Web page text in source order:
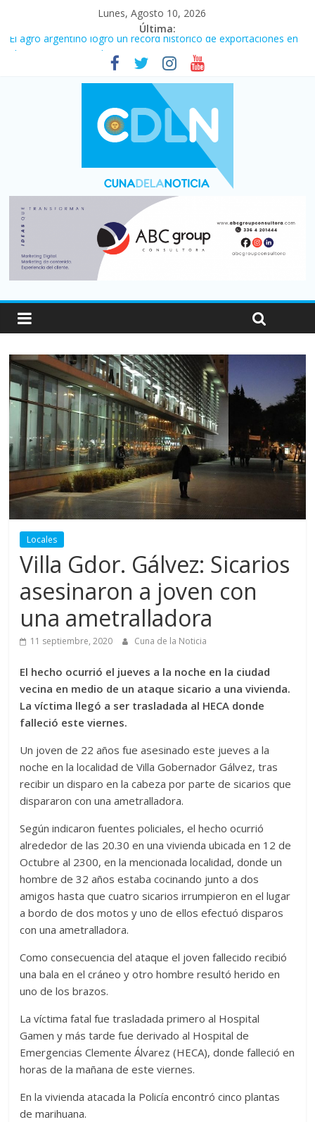
Lunes, Agosto 10, 2026
Última:
El agro argentino logró un récord histórico de exportaciones en
el primer semestre de 2026
La construcción cayó 4,1% en junio y registró su cuarta baja del
El consumo sigue frenado: las ventas minoristas cayeron 3,8 en
julio y acumulan siete meses en baja
Newell’s cayó 2 a 1 ante Defensa y Justicia en Florencio Varela
Milei y los errores no forzados
Locales
Villa Gdor. Gálvez: Sicarios
asesinaron a joven con
una ametralladora
11 septiembre, 2020 Cuna de la Noticia
El hecho ocurrió el jueves a la noche en la ciudad
vecina en medio de un ataque sicario a una vivienda.
La víctima llegó a ser trasladada al HECA donde
falleció este viernes.
Un joven de 22 años fue asesinado este jueves a la
noche en la localidad de Villa Gobernador Gálvez, tras
recibir un disparo en la cabeza por parte de sicarios que
dispararon con una ametralladora.
Según indicaron fuentes policiales, el hecho ocurrió
alrededor de las 20.30 en una vivienda ubicada en 12 de
Octubre al 2300, en la mencionada localidad, donde un
hombre de 32 años estaba cocinando junto a dos
amigos hasta que cuatro sicarios irrumpieron en el lugar
a bordo de dos motos y uno de ellos efectuó disparos
con una ametralladora.
Como consecuencia del ataque el joven fallecido recibió
una bala en el cráneo y otro hombre resultó herido en
uno de los brazos.
La víctima fatal fue trasladada primero al Hospital
Gamen y más tarde fue derivado al Hospital de
Emergencias Clemente Álvarez (HECA), donde falleció en
horas de la mañana de este viernes.
En la vivienda atacada la Policía encontró cinco plantas
de marihuana.